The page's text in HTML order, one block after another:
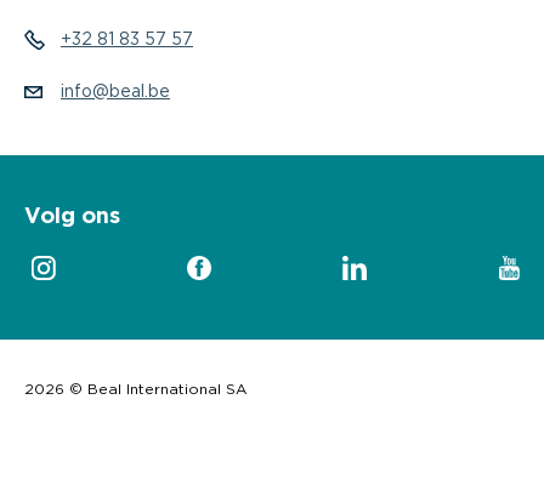
+32 81 83 57 57
info@beal.be
Volg ons
2026 © Beal International SA